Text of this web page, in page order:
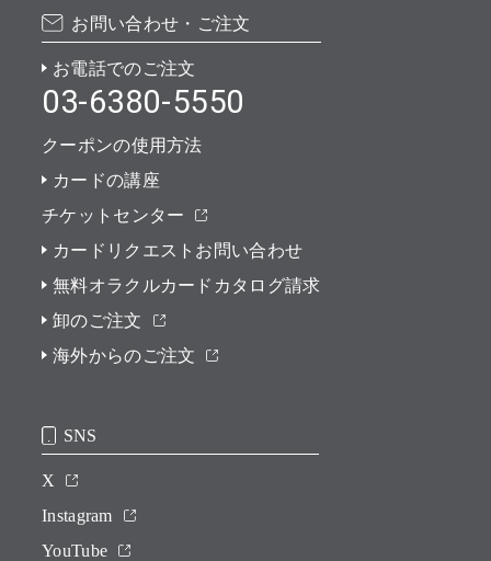
お問い合わせ・ご注文
お電話でのご注文
03-6380-5550
クーポンの使用方法
カードの講座
チケットセンター
カードリクエストお問い合わせ
無料オラクルカードカタログ請求
卸のご注文
海外からのご注文
SNS
X
Instagram
YouTube